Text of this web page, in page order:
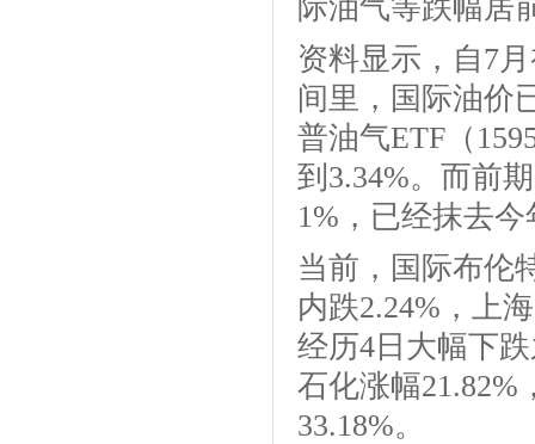
际油气等跌幅居
资料显示，自7
间里，国际油价
普油气ETF（
到3.34%。而前
1%，已经抹去
当前，国际布伦
内跌2.24%，上
经历4日大幅下
石化涨幅21.82%
33.18%。